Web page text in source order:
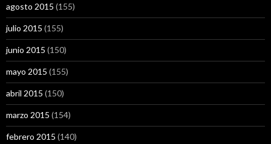
agosto 2015 (155)
julio 2015 (155)
junio 2015 (150)
mayo 2015 (155)
abril 2015 (150)
marzo 2015 (154)
febrero 2015 (140)